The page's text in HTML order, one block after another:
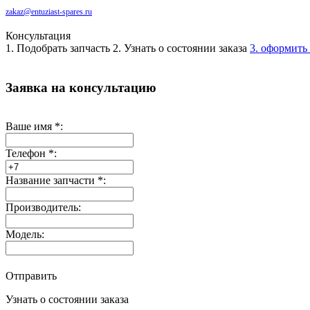
zakaz@entuziast-spares.ru
Консультация
1. Подобрать запчасть 2. Узнать о состоянии заказа 3. оформить
Заявка на консультацию
Ваше имя *:
Телефон *:
Название запчасти *:
Производитель:
Модель:
Отправить
Узнать о состоянии заказа